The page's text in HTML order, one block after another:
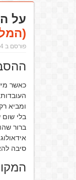
על
פורסם ב 24 באוקטובר 2008
כאשר
ומביא
בלי שום
ברור
סיבה